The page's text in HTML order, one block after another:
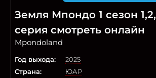
Земля Мпондо 1 сезон
серия смотреть онлайн
Mpondoland
Год выхода:
2025
Страна:
ЮАР